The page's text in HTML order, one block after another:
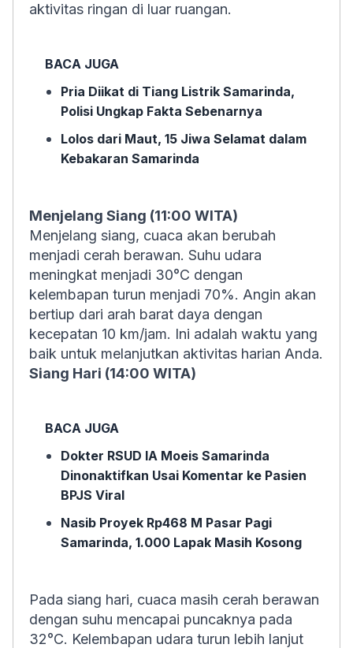
aktivitas ringan di luar ruangan.
BACA JUGA
Pria Diikat di Tiang Listrik Samarinda,
Polisi Ungkap Fakta Sebenarnya
Lolos dari Maut, 15 Jiwa Selamat dalam
Kebakaran Samarinda
Menjelang Siang (11:00 WITA)
Menjelang siang, cuaca akan berubah
menjadi cerah berawan. Suhu udara
meningkat menjadi 30°C dengan
kelembapan turun menjadi 70%. Angin akan
bertiup dari arah barat daya dengan
kecepatan 10 km/jam. Ini adalah waktu yang
baik untuk melanjutkan aktivitas harian Anda.
Siang Hari (14:00 WITA)
BACA JUGA
Dokter RSUD IA Moeis Samarinda
Dinonaktifkan Usai Komentar ke Pasien
BPJS Viral
Nasib Proyek Rp468 M Pasar Pagi
Samarinda, 1.000 Lapak Masih Kosong
Pada siang hari, cuaca masih cerah berawan
dengan suhu mencapai puncaknya pada
32°C. Kelembapan udara turun lebih lanjut